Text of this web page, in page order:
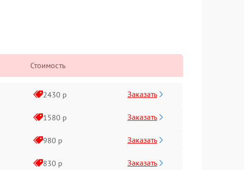
Стоимость
2430 р Заказать
1580 р Заказать
980 р Заказать
830 р Заказать